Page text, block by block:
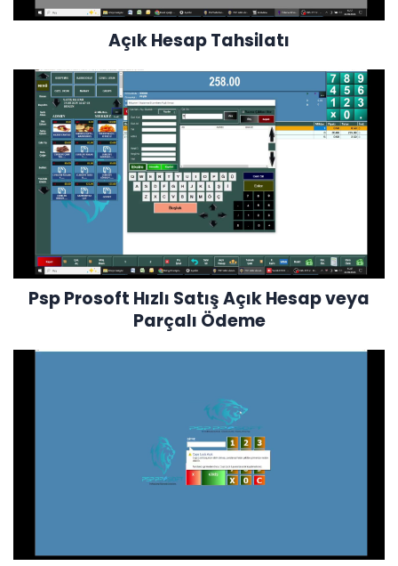
Açık Hesap Tahsilatı
Psp Prosoft Hızlı Satış Açık Hesap veya
Parçalı Ödeme